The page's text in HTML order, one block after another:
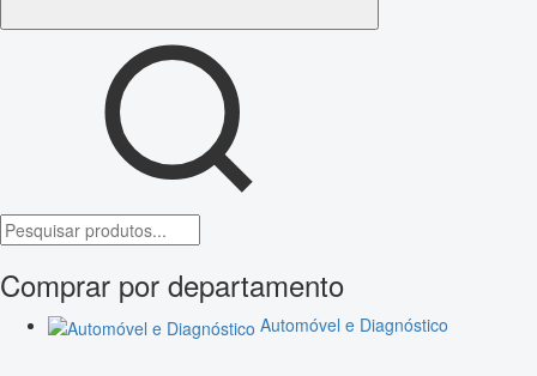
Comprar por departamento
Automóvel e Diagnóstico